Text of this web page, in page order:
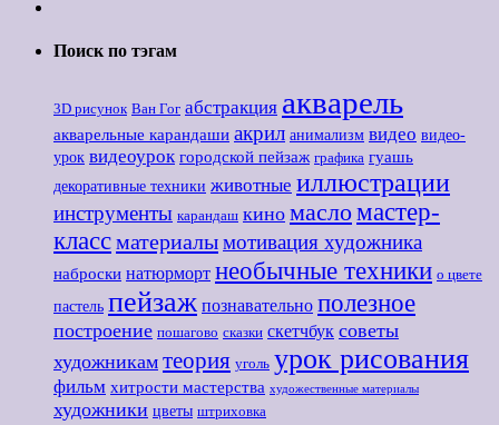
Поиск по тэгам
3D рисунок Ван Гог абстракция акварель
акварельные карандаши акрил анимализм видео видео-
урок видеоурок городской пейзаж графика гуашь
декоративные техники животные иллюстрации
инструменты карандаш кино масломастер-
классматериалымотивация художника
наброски натюрморт необычные техники о цвете
пастель пейзаж познавательно полезное
построение пошагово сказки скетчбук советы
художникам теория уголь урок рисования
фильм хитрости мастерства художественные материалы
художники цветы штриховка